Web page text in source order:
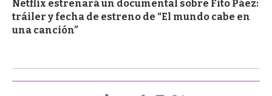
Netflix estrenará un documental sobre Fito Páez:
tráiler y fecha de estreno de “El mundo cabe en
una canción”